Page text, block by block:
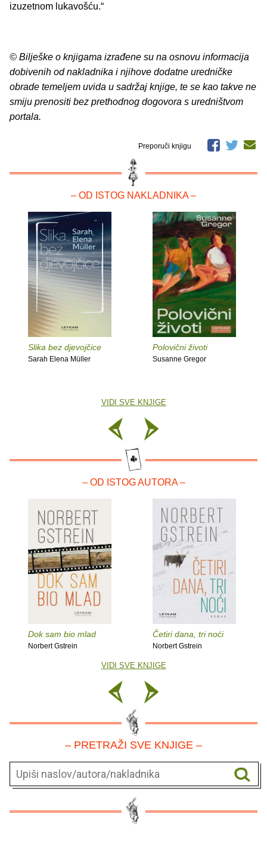
izuzetnom lukavošću.“
© Bilješke o knjigama izrađene su na osnovu informacija
dobivenih od nakladnika i njihove dodatne uredničke
obrade temeljem uvida u sadržaj knjige, te se kao takve ne
smiju prenositi bez prethodnog dogovora s uredništvom
portala.
Preporuči knjigu
– OD ISTOG NAKLADNIKA –
Slika bez djevojčice
Sarah Elena Müller
Polovični životi
Susanne Gregor
VIDI SVE KNJIGE
– OD ISTOG AUTORA –
Dok sam bio mlad
Norbert Gstrein
Četiri dana, tri noći
Norbert Gstrein
VIDI SVE KNJIGE
– PRETRAŽI SVE KNJIGE –